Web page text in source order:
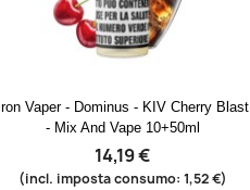
Anteprima
Iron Vaper - Dominus - KIV Cherry Blast
- Mix And Vape 10+50ml
14,19 €
(incl. imposta consumo: 1,52 €)